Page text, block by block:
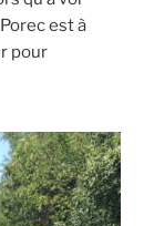
est à
pour